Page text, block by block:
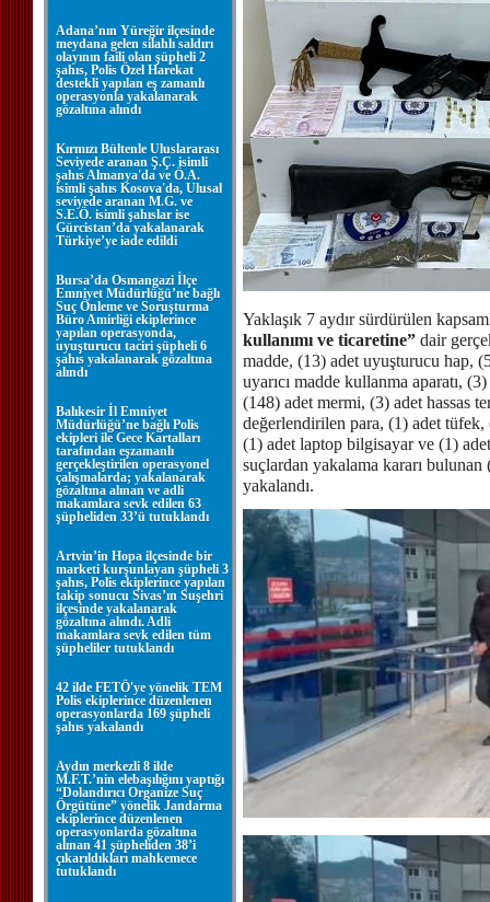
Adana’nın Yüreğir ilçesinde
meydana gelen silahlı saldırı
olayının faili olan şüpheli 2
şahıs, Polis Özel Harekat
destekli yapılan eş zamanlı
operasyonla yakalanarak
gözaltına alındı
Kırmızı Bültenle Uluslararası
Seviyede aranan Ş.Ç. isimli
şahıs Almanya'da ve Ö.A.
isimli şahıs Kosova'da, Ulusal
seviyede aranan M.G. ve
S.E.Ö. isimli şahıslar ise
Gürcistan’da yakalanarak
Türkiye’ye iade edildi
Bursa’da Osmangazi İlçe
Emniyet Müdürlüğü’ne bağlı
Suç Önleme ve Soruşturma
Büro Amirliği ekiplerince
yapılan operasyonda,
uyuşturucu taciri şüpheli 6
şahıs yakalanarak gözaltına
alındı
Balıkesir İl Emniyet
Müdürlüğü’ne bağlı Polis
ekipleri ile Gece Kartalları
tarafından eşzamanlı
gerçekleştirilen operasyonel
çalışmalarda; yakalanarak
gözaltına alınan ve adli
makamlara sevk edilen 63
şüpheliden 33’ü tutuklandı
Artvin’in Hopa ilçesinde bir
marketi kurşunlayan şüpheli 3
şahıs, Polis ekiplerince yapılan
takip sonucu Sivas’ın Suşehri
ilçesinde yakalanarak
gözaltına alındı. Adli
makamlara sevk edilen tüm
şüpheliler tutuklandı
42 ilde FETÖ'ye yönelik TEM
Polis ekiplerince düzenlenen
operasyonlarda 169 şüpheli
şahıs yakalandı
Aydın merkezli 8 ilde
M.F.T.’nin elebaşılığını yaptığı
“Dolandırıcı Organize Suç
Örgütüne” yönelik Jandarma
ekiplerince düzenlenen
operasyonlarda gözaltına
alınan 41 şüpheliden 38’i
çıkarıldıkları mahkemece
tutuklandı
Yaklaşık 7 aydır sürdürülen
kullanımı ve ticaretine” dair
madde, (13) adet uyuşturucu hap,
uyarıcı madde kullanma aparatı,
(148) adet mermi, (3) adet hassas
değerlendirilen para, (1) adet tüfek,
(1) adet laptop bilgisayar ve (1)
suçlardan yakalama kararı bulunan
yakalandı.